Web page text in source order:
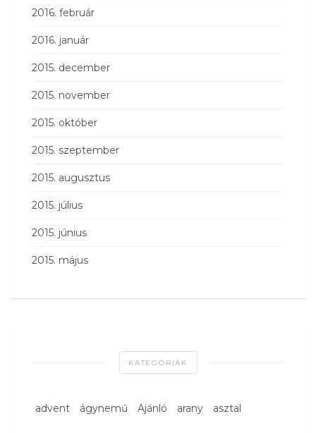
2016. február
2016. január
2015. december
2015. november
2015. október
2015. szeptember
2015. augusztus
2015. július
2015. június
2015. május
KATEGÓRIÁK
advent ágynemű Ajánló arany asztal